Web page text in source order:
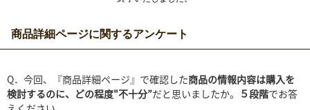
商品詳細ページに関するアンケート